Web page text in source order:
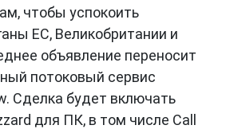
чтобы успокоить
ЕС, Великобритании и
объявление переносит
потоковый сервис
Сделка будет включать
для ПК, в том числе Call